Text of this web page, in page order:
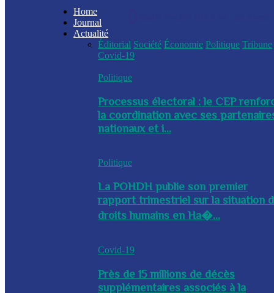
Home
Journal
Actualité
Éditorial Société Économie Politique Tribune
Covid-19
Politique
Processus électoral : le CEP
la coordination avec ses
nationaux et i...
Politique
La POHDH publie son premier
rapport trimestriel sur la situation
droits humains en Ha�...
Covid-19
Près de 15 millions de décès
supplémentaires associés à la